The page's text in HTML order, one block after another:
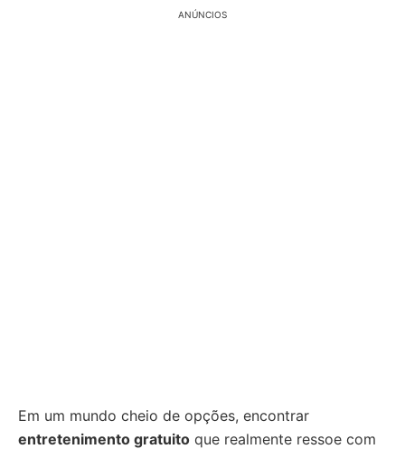
ANÚNCIOS
Em um mundo cheio de opções, encontrar
entretenimento gratuito que realmente ressoe com